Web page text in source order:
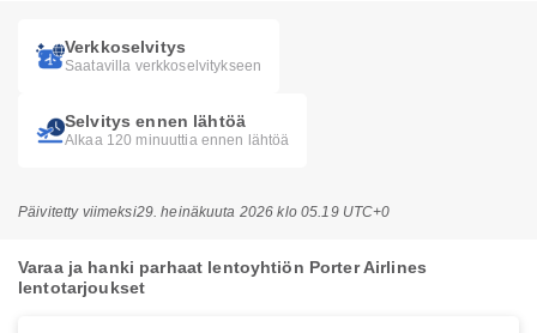
Verkkoselvitys
Saatavilla verkkoselvitykseen
Selvitys ennen lähtöä
Alkaa 120 minuuttia ennen lähtöä
Päivitetty viimeksi29. heinäkuuta 2026 klo 05.19 UTC+0
Varaa ja hanki parhaat lentoyhtiön Porter Airlines
lentotarjoukset